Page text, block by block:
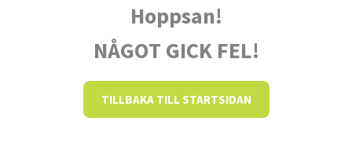
Hoppsan!
NÅGOT GICK FEL!
TILLBAKA TILL STARTSIDAN